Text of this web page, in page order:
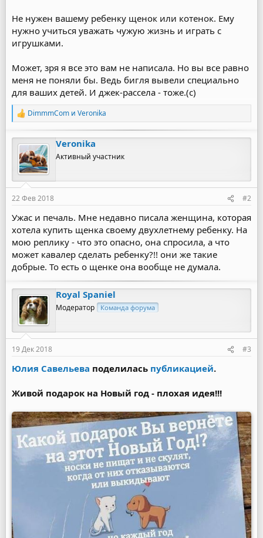
Не нужен вашему ребенку щенок или котенок. Ему
нужно учиться уважать чужую жизнь и играть с
игрушками.
Может, зря я все это вам не написала. Но вы все равно
меня не поняли бы. Ведь бигля вывели специально
для ваших детей. И джек-рассела - тоже.(с)
Р
а
к
ц
и
и
:
DimmmCom и Veronika
Veronika
Активный участник
22 Фев 2018 #2
Ужас и печаль. Мне недавно писала женщина, которая
хотела купить щенка своему двухлетнему ребенку. На
мою реплику - что это опасно, она спросила, а что
может кавалер сделать ребенку?!! они же такие
добрые. То есть о щенке она вообще не думала.
Royal Spaniel
Модератор Команда форума
19 Дек 2018 #3
Юлия Савельева поделилась публикацией.
Живой подарок на Новый год - плохая идея!!!